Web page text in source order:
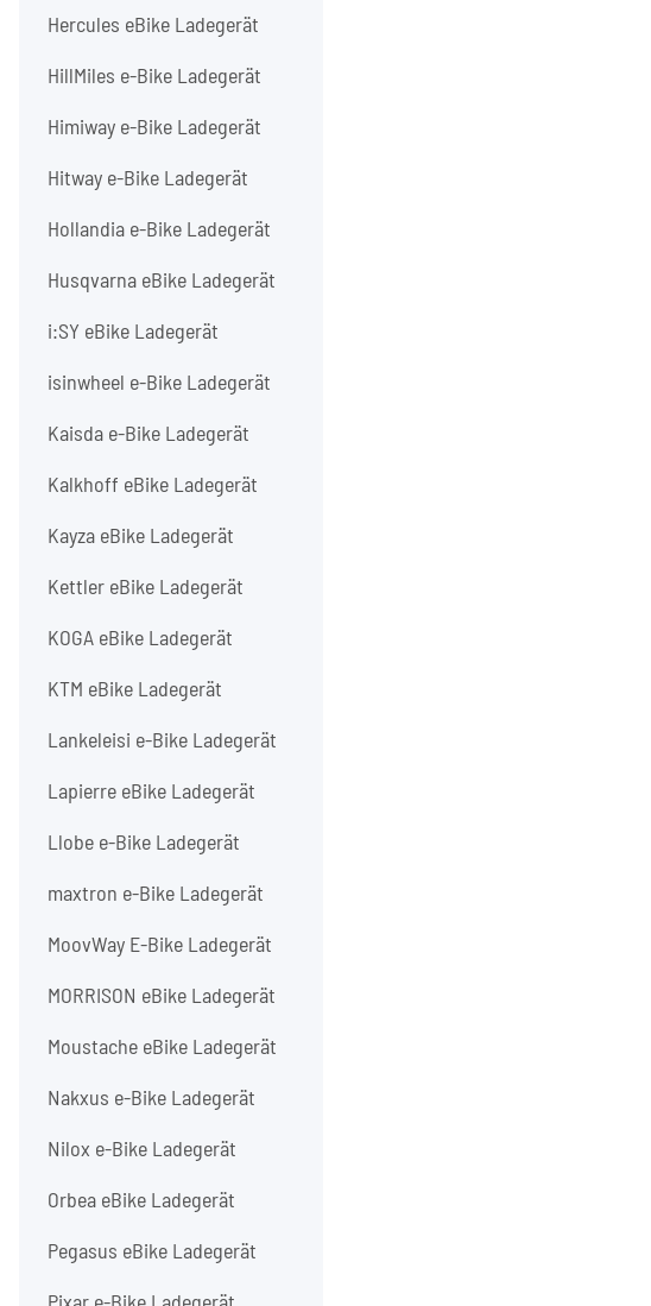
Hercules eBike Ladegerät
HillMiles e-Bike Ladegerät
Himiway e-Bike Ladegerät
Hitway e-Bike Ladegerät
Hollandia e-Bike Ladegerät
Husqvarna eBike Ladegerät
i:SY eBike Ladegerät
isinwheel e-Bike Ladegerät
Kaisda e-Bike Ladegerät
Kalkhoff eBike Ladegerät
Kayza eBike Ladegerät
Kettler eBike Ladegerät
KOGA eBike Ladegerät
KTM eBike Ladegerät
Lankeleisi e-Bike Ladegerät
Lapierre eBike Ladegerät
Llobe e-Bike Ladegerät
maxtron e-Bike Ladegerät
MoovWay E-Bike Ladegerät
MORRISON eBike Ladegerät
Moustache eBike Ladegerät
Nakxus e-Bike Ladegerät
Nilox e-Bike Ladegerät
Orbea eBike Ladegerät
Pegasus eBike Ladegerät